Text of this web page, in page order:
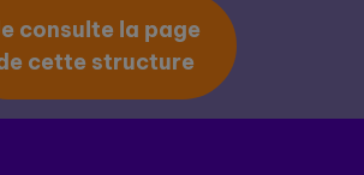
consulte la page
cette structure